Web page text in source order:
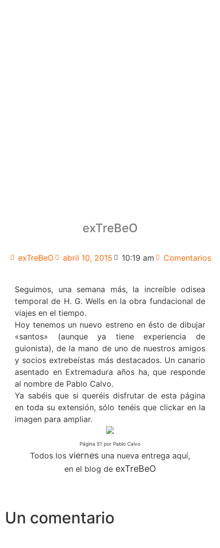
exTreBeO
exTreBeO abril 10, 2015 10:19 am Comentarios
Seguimos, una semana más, la increíble odisea
temporal de H. G. Wells en la obra fundacional de
viajes en el tiempo.
Hoy tenemos un nuevo estreno en ésto de dibujar
«santos» (aunque ya tiene experiencia de
guionista), de la mano de uno de nuestros amigos
y socios extrebeístas más destacados. Un canario
asentado en Extremadura años ha, que responde
al nombre de Pablo Calvo.
Ya sabéis que si queréis disfrutar de esta página
en toda su extensión, sólo tenéis que clickar en la
imagen para ampliar.
Página 51 por Pablo Calvo
Todos los viernes una nueva entrega aquí,
en el blog de exTreBeO
Un comentario